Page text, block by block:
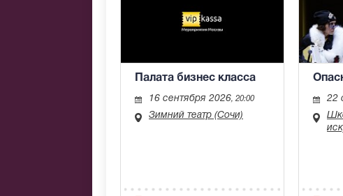
Палата бизнес класса
16 сентября 2026, 20:00
Зимний театр (Сочи)
22